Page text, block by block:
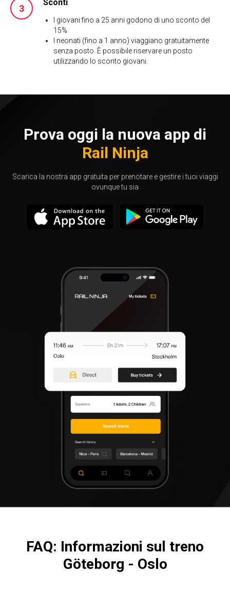
Sconti
I giovani fino a 25 anni godono di uno sconto del
15%
I neonati (fino a 1 anno) viaggiano gratuitamente
senza posto. È possibile riservare un posto
utilizzando lo sconto giovani.
Prova oggi la nuova app di
Rail Ninja
Scarica la nostra app gratuita per prenotare e gestire i tuoi viaggi
ovunque tu sia
FAQ: Informazioni sul treno
Göteborg - Oslo